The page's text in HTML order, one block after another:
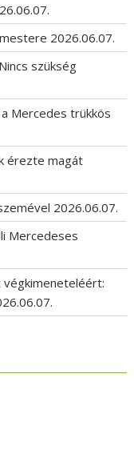
2026.06.07.
szükség
Mercedes trükkös
érezte magát
2026.06.07.
Mercedeses